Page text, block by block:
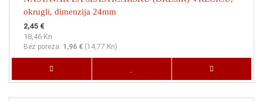
okrugli, dimenzija 24mm
2,45 €
18,46 Kn
Bez poreza: 1,96 € (14,77 Kn)